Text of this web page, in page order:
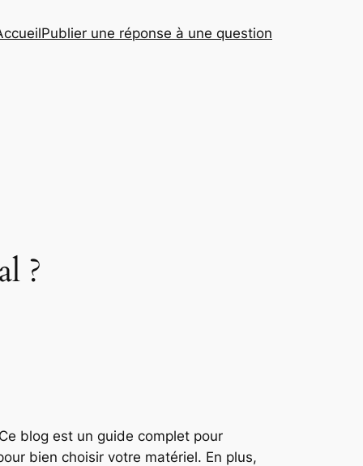
Publier une réponse à une question
?
blog est un guide complet pour
bien choisir votre matériel. En plus,